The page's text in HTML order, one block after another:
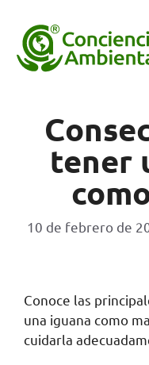
contenido
tener
10 de febrero de
Conoce las
una iguana como
cuidarla